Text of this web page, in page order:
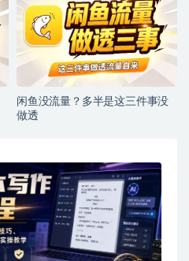
闲鱼没流量？多半是这三件事没
做透